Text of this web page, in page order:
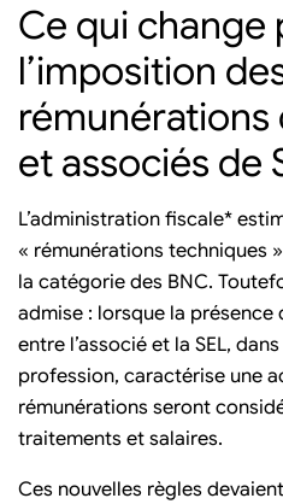
Ce qui change
l’imposition
rémunérations
et associés de
L’administration fiscale*
« rémunérations techniques
la catégorie des BNC.
admise : lorsque la présence
entre l’associé et la SEL,
profession, caractérise une
rémunérations seront
traitements et salaires.
Ces nouvelles règles